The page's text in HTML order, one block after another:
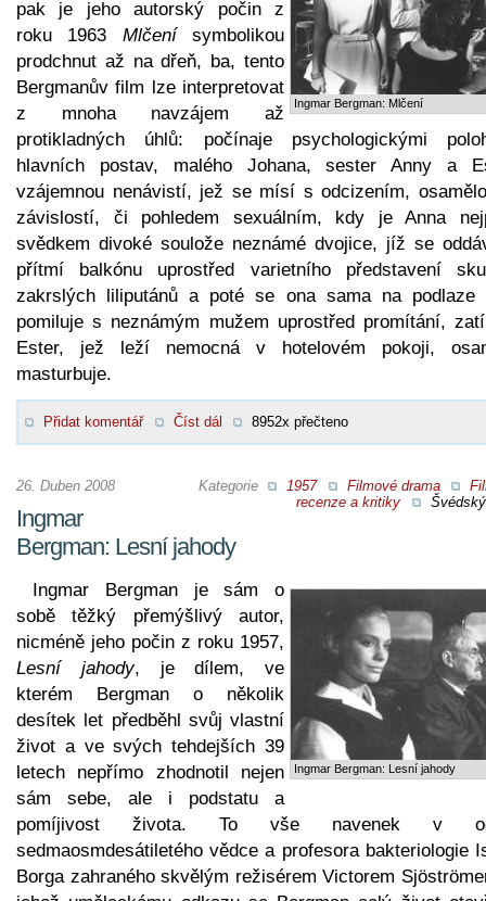
Ingmar Bergman: Mlčení
pak je jeho autorský počin z
roku 1963 Mlčenísymbolikou
prodchnut až na dřeň, ba, tento
Bergmanův film lze interpretovat
z mnoha navzájem až
protikladných úhlů: počínaje psychologickými
hlavních postav, malého Johana, sester Anny a
vzájemnou nenávistí, jež se mísí s odcizením,
závislostí, či pohledem sexuálním, kdy je Anna
svědkem divoké soulože neznámé dvojice, jíž se
přítmí balkónu uprostřed varietního představení
zakrslých liliputánů a poté se ona sama na podlaze
pomiluje s neznámým mužem uprostřed promítání,
Ester, jež leží nemocná v hotelovém pokoji,
masturbuje.
Přidat komentář Číst dál 8952x přečteno
Kategorie 1957 Filmové drama
recenze a kritiky
26. Duben 2008
Ingmar
Bergman: Lesní jahody
Ingmar Bergman: Lesní jahody
Ingmar Bergman je sám o
sobě těžký přemýšlivý autor,
nicméně jeho počin z roku 1957,
Lesní jahody, je dílem, ve
kterém Bergman o několik
desítek let předběhl svůj vlastní
život a ve svých tehdejších 39
letech nepřímo zhodnotil nejen
sám sebe, ale i podstatu a
pomíjivost života. To vše navenek v
sedmaosmdesátiletého vědce a profesora bakteriologie
Borga zahraného skvělým režisérem Victorem